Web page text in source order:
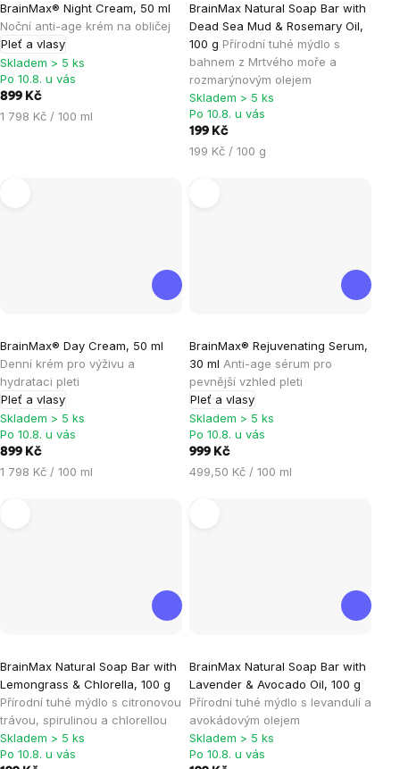
BrainMax® Night Cream, 50 ml
Noční anti-age krém na obličej
Pleť a vlasy
hodnocení
produktu
je
5,0
z
5
Skladem > 5 ks
Po 10.8. u vás
899 Kč
Měrná
1 798 Kč / 100 ml
BrainMax Natural Soap Bar with
Dead Sea Mud & Rosemary Oil,
100 g Přírodní tuhé mýdlo s
bahnem z Mrtvého moře a
rozmarýnovým olejem
Skladem > 5 ks
Po 10.8. u vás
199 Kč
Měrná
199 Kč / 100 g
BrainMax® Day Cream, 50 ml
Denní krém pro výživu a
hydrataci pleti
Pleť a vlasy
hodnocení
produktu
je
5,0
z
5
Skladem > 5 ks
Po 10.8. u vás
899 Kč
Měrná
1 798 Kč / 100 ml
BrainMax® Rejuvenating Serum,
30 ml Anti-age sérum pro
pevnější vzhled pleti
Pleť a vlasy
hodnocení
produktu
je
5,0
z
hvězdiček.
Skladem > 5 ks
Po 10.8. u vás
999 Kč
Měrná
499,50 Kč / 100 ml
BrainMax Natural Soap Bar with
Lemongrass & Chlorella, 100 g
Přírodní tuhé mýdlo s citronovou
trávou, spirulinou a chlorellou
Skladem > 5 ks
Po 10.8. u vás
BrainMax Natural Soap Bar with
Lavender & Avocado Oil, 100 g
Přírodní tuhé mýdlo s levandulí a
avokádovým olejem
Skladem > 5 ks
Po 10.8. u vás